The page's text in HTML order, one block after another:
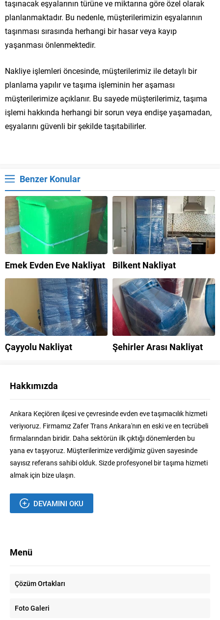
taşınacak eşyalarının türüne ve miktarına göre özel olarak
planlanmaktadır. Bu nedenle, müşterilerimizin eşyalarının
taşınması sırasında herhangi bir hasar veya kayıp
yaşanması önlenmektedir.
Nakliye işlemleri öncesinde, müşterilerimiz ile detaylı bir
planlama yapılır ve taşıma işleminin her aşaması
müşterilerimize açıklanır. Bu sayede müşterilerimiz, taşıma
işlemi hakkında herhangi bir sorun veya endişe yaşamadan,
eşyalarını güvenli bir şekilde taşıtabilirler.
Benzer Konular
Emek Evden Eve Nakliyat Bilkent Nakliyat
Çayyolu Nakliyat Şehirler Arası Nakliyat
Hakkımızda
Ankara Keçiören ilçesi ve çevresinde evden eve taşımacılık hizmeti
veriyıoruz. Firmamız Zafer Trans Ankara'nın en eski ve en tecrübeli
firmalarından biridir. Daha sektörün ilk çıktığı dönemlerden bu
yana ev taşıyoruz. Müşterilerimize verdiğimiz güven sayesinde
sayısız referans sahibi olduk. Sizde profesyonel bir taşıma hizmeti
almak için bize ulaşın.
DEVAMINI OKU
Menü
Çözüm Ortakları
Foto Galeri